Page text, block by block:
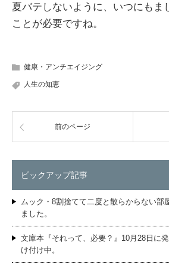
夏バテしないように、いつにもま
ことが必要ですね。
健康・アンチエイジング
人生の知恵
前のページ
ピックアップ記事
ムック・8割捨てて二度と散らからない部
ました。
文庫本『それって、必要？』10月28日に
け付け中。